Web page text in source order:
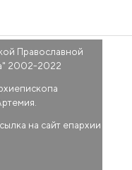
Православной
" 2002-2022
на сайт епархии